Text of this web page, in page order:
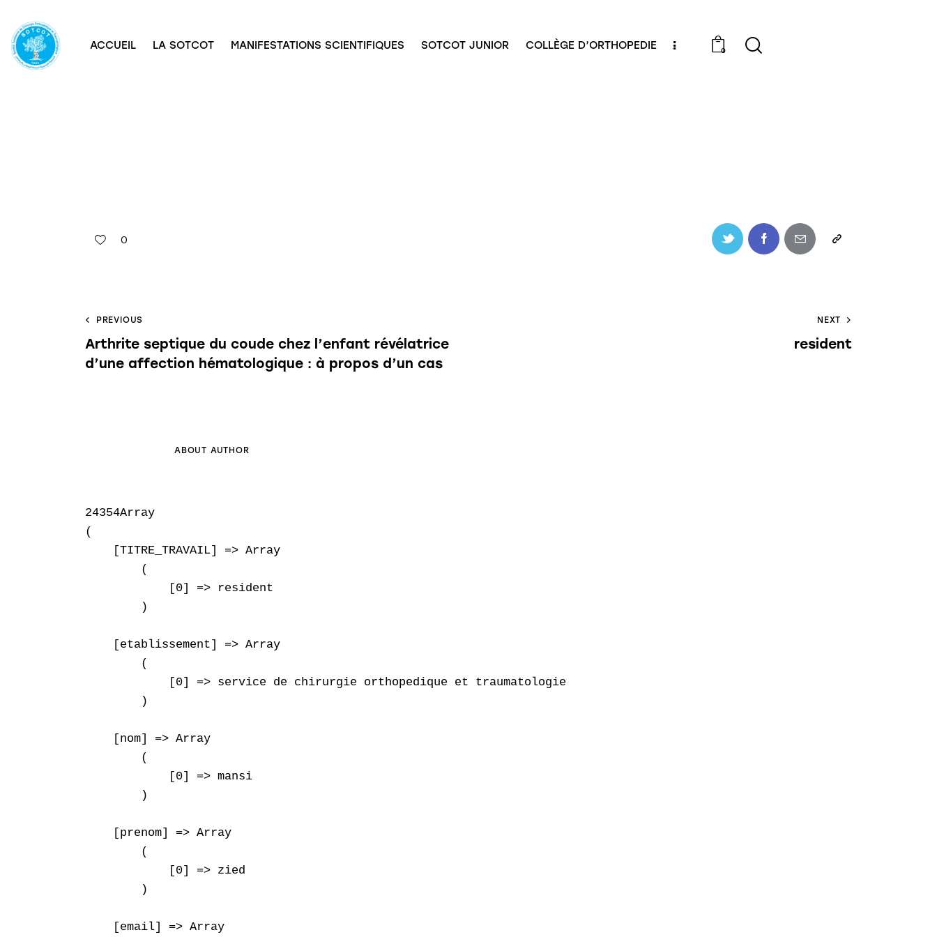
ACCUEIL LA SOTCOT MANIFESTATIONS SCIENTIFIQUES SOTCOT JUNIOR COLLÈGE D’ORTHOPEDIE 0
0
PREVIOUS
Arthrite septique du coude chez l’enfant révélatrice
d’une affection hématologique : à propos d’un cas
NEXT
resident
ABOUT AUTHOR
24354Array
(
    [TITRE_TRAVAIL] => Array
        (
            [0] => resident
        )
    [etablissement] => Array
        (
            [0] => service de chirurgie orthopedique et traumatologie
        )
    [nom] => Array
        (
            [0] => mansi
        )
    [prenom] => Array
        (
            [0] => zied
        )
    [email] => Array